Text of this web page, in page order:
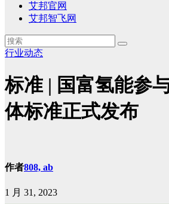
艾邦官网
艾邦智飞网
行业动态
标准 | 国富氢能参
体标准正式发布
作者808, ab
1 月 31, 2023